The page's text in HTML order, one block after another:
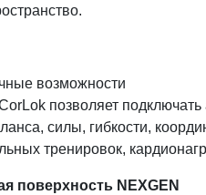
возможности
позволяет
силы, гибкости,
тренировок,
поверхность NEXGEN